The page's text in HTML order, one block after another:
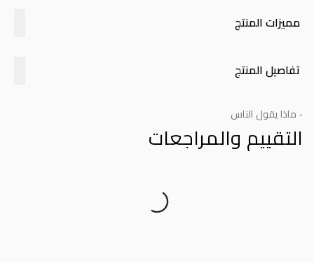
مميزات المنتج
تفاصيل المنتج
- ماذا يقول الناس
التقييم والمراجعات